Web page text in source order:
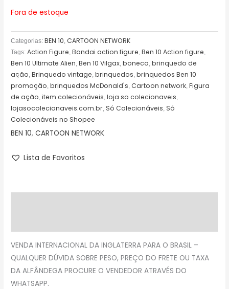
Fora de estoque
Categorias:BEN 10 ,CARTOON NETWORK
Tags: Action Figure ,Bandai action figure ,Ben 10 Action figure
Ben 10 Ultimate Alien ,Ben 10 Vilgax ,boneco ,brinquedo de
ação ,Brinquedo vintage ,brinquedos ,brinquedos Ben 10
promoção ,brinquedos McDonald's ,Cartoon network ,Figura
de ação ,item colecionáveis ,loja so colecionaveis
lojasocolecionaveis.com.br ,Só Colecionáveis ,Só
Colecionáveis no Shopee
BEN 10,CARTOON NETWORK
Lista de Favoritos
VENDA INTERNACIONAL DA INGLATERRA PARA O BRASIL –
QUALQUER DÚVIDA SOBRE PESO, PREÇO DO FRETE OU TAXA
DA ALFÂNDEGA PROCURE O VENDEDOR ATRAVÉS DO
WHATSAPP.